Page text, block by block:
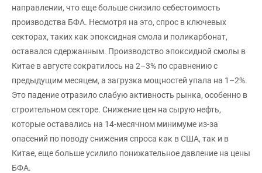
направлении, что еще больше снизило себестоимость
производства БФА. Несмотря на это, спрос в ключевых
секторах, таких как эпоксидная смола и поликарбонат,
оставался сдержанным. Производство эпоксидной смолы в
Китае в августе сократилось на 2–3% по сравнению с
предыдущим месяцем, а загрузка мощностей упала на 1–2%.
Это падение отразило слабую активность рынка, особенно в
строительном секторе. Снижение цен на сырую нефть,
которые оставались на 14-месячном минимуме из-за
опасений по поводу снижения спроса как в США, так и в
Китае, еще больше усилило понижательное давление на цены
БФА.